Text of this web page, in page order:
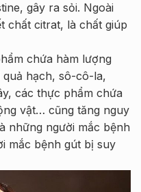
gây ra sỏi. Ngoài
chất citrat, là chất giúp
chứa hàm lượng
hạch, sô-cô-la,
các thực phẩm chứa
vật… cũng tăng nguy
những người mắc bệnh
mắc bệnh gút bị suy